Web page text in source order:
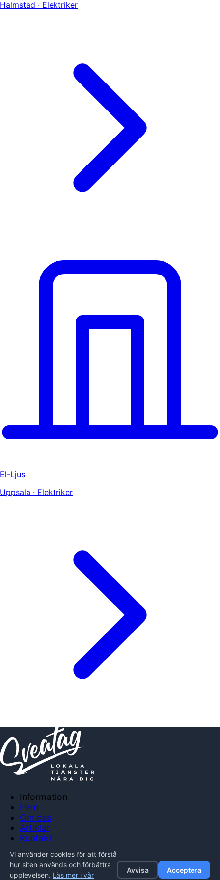
Halmstad · Elektriker
El-Ljus
Uppsala · Elektriker
Information
Hem
Om oss
Artiklar
Kontakt
Integritetspolicy
Vi använder cookies för att förstå
hur siten används och förbättra
upplevelsen. Läs mer i vår
Avvisa Acceptera